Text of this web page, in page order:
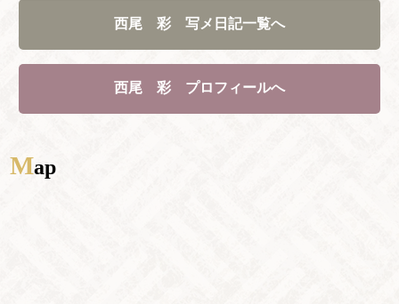
西尾 彩 写メ日記一覧へ
西尾 彩 プロフィールへ
Map